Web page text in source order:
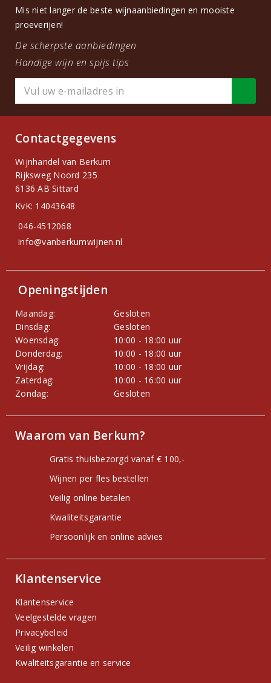
Mis niet langer de beste wijnaanbiedingen en mooiste
proeverijen!
De scherpste aanbiedingen
Handige wijn en spijs tips
Contactgegevens
Wijnhandel van Berkum
Rijksweg Noord 235
6136 AB Sittard
KvK: 14043648
046-4512068
info@vanberkumwijnen.nl
Openingstijden
Maandag:
Gesloten
Dinsdag:
Gesloten
Woensdag:
10:00 - 18:00 uur
Donderdag:
10:00 - 18:00 uur
Vrijdag:
10:00 - 18:00 uur
Zaterdag:
10:00 - 16:00 uur
Zondag:
Gesloten
Waarom van Berkum?
Gratis thuisbezorgd vanaf € 100,-
Wijnen per fles bestellen
Veilig online betalen
Kwaliteitsgarantie
Persoonlijk en online advies
Klantenservice
Klantenservice
Veelgestelde vragen
Privacybeleid
Veilig winkelen
Kwaliteitsgarantie en service